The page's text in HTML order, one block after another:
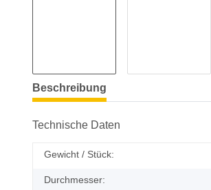
Beschreibung
Technische Daten
Gewicht / Stück:
Durchmesser: